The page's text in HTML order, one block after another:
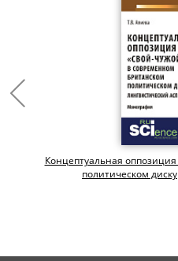
Концептуальная
политическом